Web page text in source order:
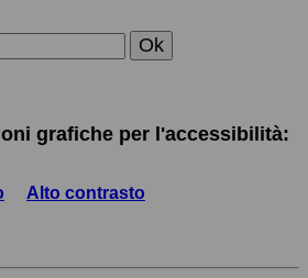
grafiche per l'accessibilità:
Alto contrasto